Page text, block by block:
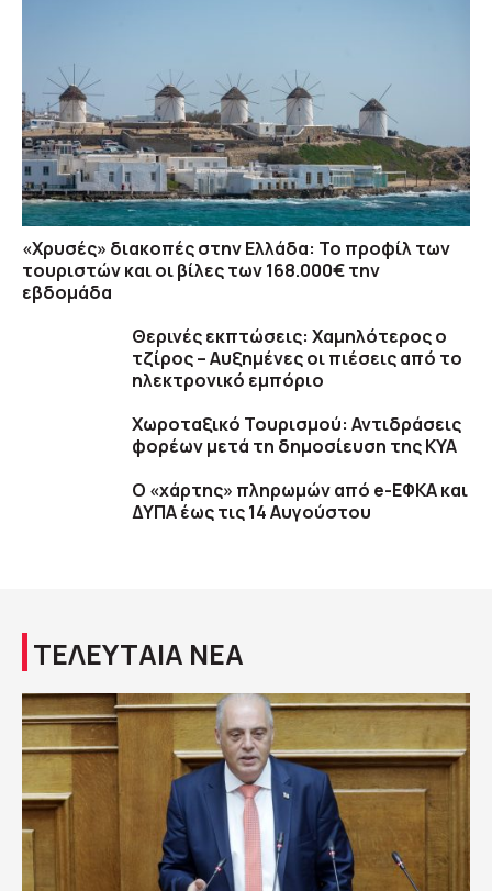
«Χρυσές» διακοπές στην Ελλάδα: Το προφίλ των
τουριστών και οι βίλες των 168.000€ την
εβδομάδα
Θερινές εκπτώσεις: Χαμηλότερος ο
τζίρος – Αυξημένες οι πιέσεις από το
ηλεκτρονικό εμπόριο
Χωροταξικό Τουρισμού: Αντιδράσεις
φορέων μετά τη δημοσίευση της ΚΥΑ
Ο «χάρτης» πληρωμών από e-ΕΦΚΑ και
ΔΥΠΑ έως τις 14 Αυγούστου
ΤΕΛΕΥΤΑΙΑ ΝΕΑ